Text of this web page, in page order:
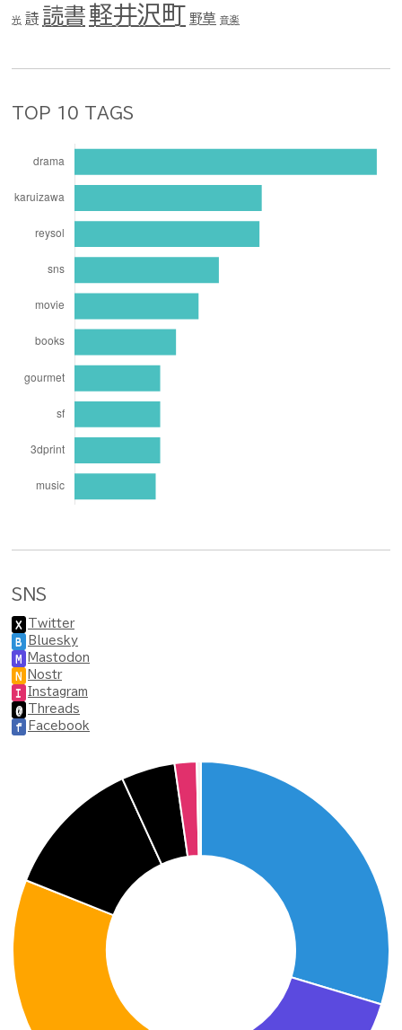
光 詩 読書軽井沢町 野草 音楽
TOP 10 TAGS
SNS
X Twitter
B Bluesky
M Mastodon
N Nostr
I Instagram
@ Threads
f Facebook